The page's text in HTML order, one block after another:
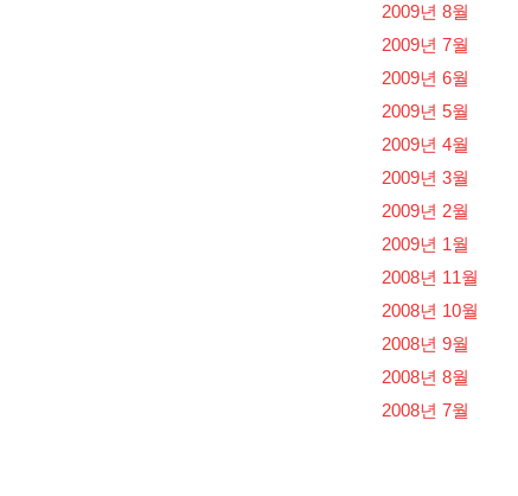
2009년 8월
2009년 7월
2009년 6월
2009년 5월
2009년 4월
2009년 3월
2009년 2월
2009년 1월
2008년 11월
2008년 10월
2008년 9월
2008년 8월
2008년 7월